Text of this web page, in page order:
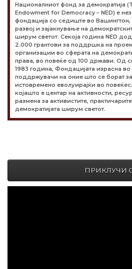
Националниот фонд за демократија
Endowment for Democracy – NED) е
фондација со седиште во Вашингтон,
развој и зајакнување на
ширум светот. Секоја година NED
2.000 грантови за поддршка на
организации во сферата на
права, во повеќе од 100 држави. Од
1983 година, Фондацијата израсна
поддржувачи на оние што се борат
истовремено еволуирајќи во
којашто е центар на активности,
размена за активистите,
демократијата ширум светот.
ПРИКЛУЧИ